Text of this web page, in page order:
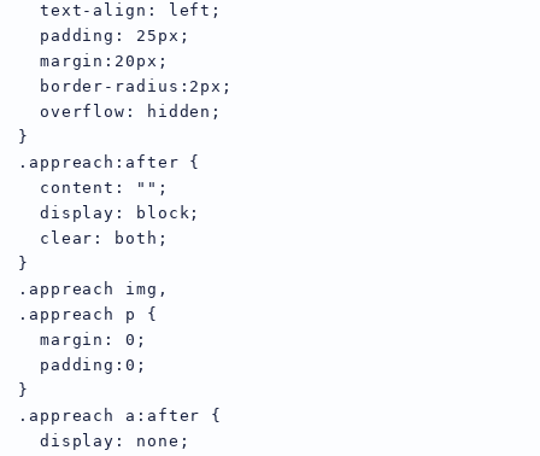
  text-align: left;
  padding: 25px;
  margin:20px;
  border-radius:2px;
  overflow: hidden;
}
.appreach:after {
  content: "";
  display: block;
  clear: both;
}
.appreach img,
.appreach p {
  margin: 0;
  padding:0;
}
.appreach a:after {
  display: none;